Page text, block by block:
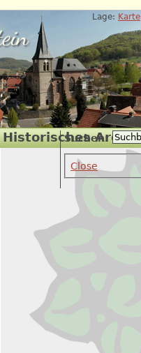
Lage: Karte
Suchen:
Close
Historisches Archiv